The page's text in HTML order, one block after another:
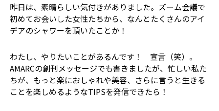
昨日は、素晴らしい気付きがありました。ズーム会議で
初めてお会いした女性たちから、なんとたくさんのアイ
デアのシャワーを頂いたことか！
わたし、やりたいことがあるんです！ 宣言（笑）。
AMARCの創刊メッセージでも書きましたが、忙しい私た
ちが、もっと楽におしゃれや美容、さらに言うと生きる
ことを楽しめるようなTIPSを発信できたら！